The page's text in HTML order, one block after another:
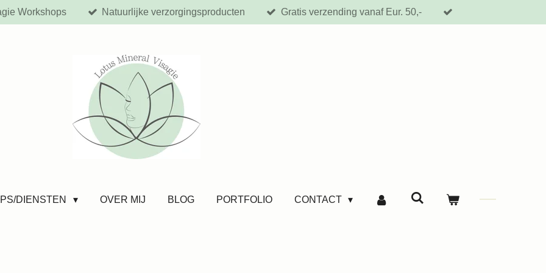
Workshops Natuurlijke verzorgingsproducten Gratis verzending vanaf Eur. 50,-
DIENSTEN OVER MIJ BLOG PORTFOLIO CONTACT